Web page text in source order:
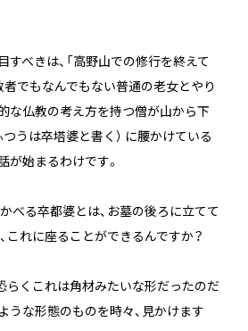
べきは、「高野山での修行を終えて
者でもなんでもない普通の老女とやり
な仏教の考え方を持つ僧が山から下
つうは卒塔婆と書く） に腰かけている
が始まるわけです。
る卒都婆とは、お墓の後ろに立てて
これに座ることができるんですか？
らくこれは角材みたいな形だったのだ
うな形態のものを時々、見かけます